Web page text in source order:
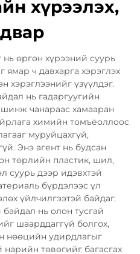
хүрээлэх,
өргөн хүрээний суурь
ч давхарга хэрэглэх
хэрэглээнийг үзүүлдэг.
нь гадаргуугийн
чанараас хамааран
химийн томъёоллоос
муруйцахгүй,
Энэ агент нь будсан
төрлийн пластик, шил,
суурь дээр идэвхтэй
бүрдэлээс үл
үйлчилгээтэй байдаг.
нь олон тусгай
шаарддаггүй болгох,
нөөцийн удирдлагыг
төвөгийг багасгах